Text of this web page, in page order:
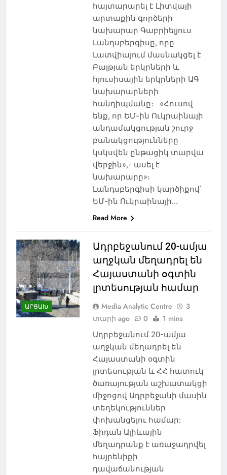
հայտարարել է Լիտվայի
արտաքին գործերի
նախարար Գաբրիելյուս
Լանդսբերգիսը, որը
Լատվիայում մասնակցել է
Բալթյան երկրների և
հյուսիսային երկրների ԱԳ
նախարարների
հանդիպմանը։ «Հուսով
ենք, որ ԵՄ-ին Ուկրաինայի
անդամակցության շուրջ
բանակցությունները
կսկսվեն ընթացիկ տարվա
վերջին»,- ասել է
նախարարը»։
Լանդսբերգիսի կարծիքով՝
ԵՄ-ին Ուկրաինայի…
Read More
ԱՐՑԱԽ
Ադրբեջանում 20-ամյա
աղջկան մեղադրել են
Հայաստանի օգտին
լրտեսության համար
Media Analytic Centre
3
տարի ago
0 1 mins
Ադրբեջանում 20-ամյա
աղջկան մեղադրել են
Հայաստանի օգտին
լրտեսության և ՀՀ հատուկ
ծառայության աշխատակցի
միջոցով Ադրբեջանի մասին
տեղեկություններ
փոխանցելու համար:
Ֆիդան Ալիևային
մեղադրանք է առաջադրվել
հայրենիքի
դավաճանության